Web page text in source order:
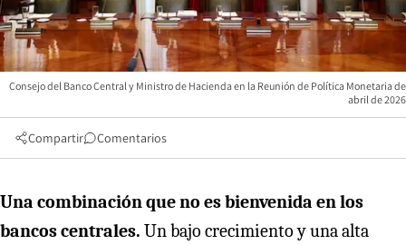
Consejo del Banco Central y Ministro de Hacienda en la Reunión de Política Monetaria de
abril de 2026
Compartir Comentarios
Una combinación que no es bienvenida en los
bancos centrales. Un bajo crecimiento y una alta